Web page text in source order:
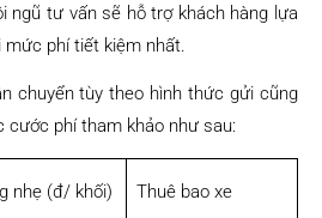
ngũ tư vấn sẽ hỗ trợ khách hàng lựa
mức phí tiết kiệm nhất.
chuyển tùy theo hình thức gửi cũng
phí tham khảo như sau:
nhẹ (đ/ khối) Thuê bao xe